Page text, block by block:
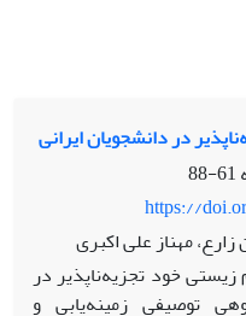
در دانشجویان ایرانی
61-88
https://
مهناز علی اکبری
خود تجزیه‌ناپذیر در
توصیفی زمینه‌یابی و